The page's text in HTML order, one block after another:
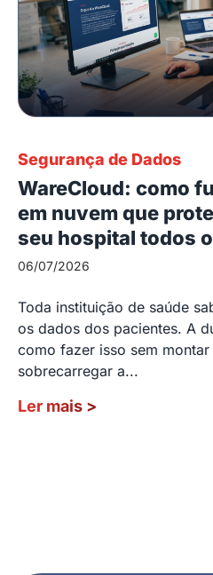
Segurança de Dados
WareCloud: como
em nuvem que
seu hospital todos
06/07/2026
Toda instituição de saúde
os dados dos pacientes. A
como fazer isso sem
sobrecarregar a...
Ler mais >